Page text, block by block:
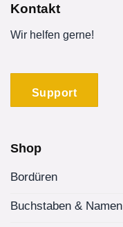
Kontakt
Wir helfen gerne!
Support
Shop
Bordüren
Buchstaben & Namen